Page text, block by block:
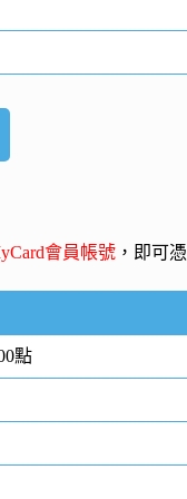
會員帳號 ，即可
點